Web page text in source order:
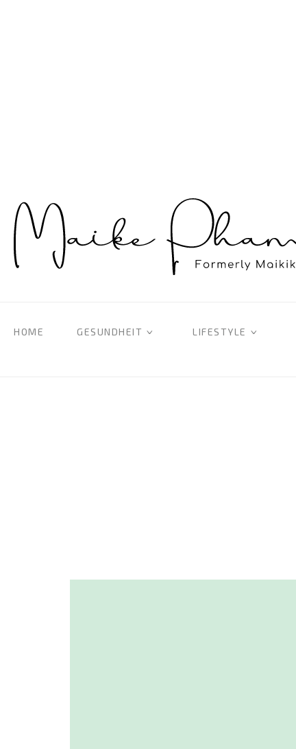
HOME GESUNDHEIT LIFESTYLE